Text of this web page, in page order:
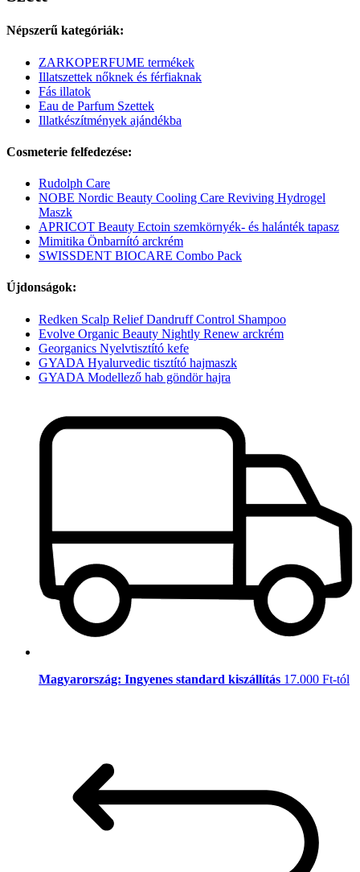
Népszerű kategóriák:
ZARKOPERFUME termékek
Illatszettek nőknek és férfiaknak
Fás illatok
Eau de Parfum Szettek
Illatkészítmények ajándékba
Cosmeterie felfedezése:
Rudolph Care
NOBE Nordic Beauty Cooling Care Reviving Hydrogel
Maszk
APRICOT Beauty Ectoin szemkörnyék- és halánték tapasz
Mimitika Önbarnító arckrém
SWISSDENT BIOCARE Combo Pack
Újdonságok:
Redken Scalp Relief Dandruff Control Shampoo
Evolve Organic Beauty Nightly Renew arckrém
Georganics Nyelvtisztító kefe
GYADA Hyalurvedic tisztító hajmaszk
GYADA Modellező hab göndör hajra
Magyarország: Ingyenes standard kiszállítás 17.000 Ft-tól